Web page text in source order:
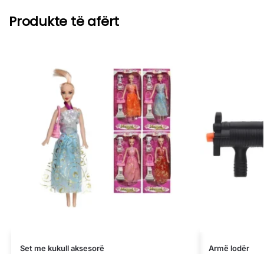
Produkte të afërt
Set me kukull aksesorë Armë lodër